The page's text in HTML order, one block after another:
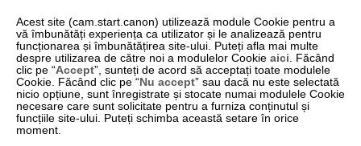
-- Select Region/Country -- Română
Acest site (cam.start.canon) utilizează module Cookie pentru a
vă îmbunătăți experiența ca utilizator și le analizează pentru
funcționarea și îmbunătățirea site-ului. Puteți afla mai multe
despre utilizarea de către noi a modulelor Cookie aici. Făcând
clic pe “Accept”, sunteți de acord să acceptați toate modulele
Cookie. Făcând clic pe “Nu accept” sau dacă nu este selectată
nicio opțiune, sunt înregistrate și stocate numai modulele Cookie
necesare care sunt solicitate pentru a furniza conținutul și
funcțiile site-ului. Puteți schimba această setare în orice
moment.